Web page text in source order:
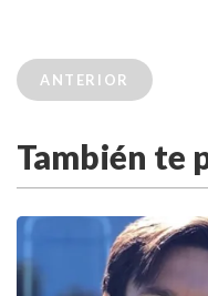
ANTERIOR
También te